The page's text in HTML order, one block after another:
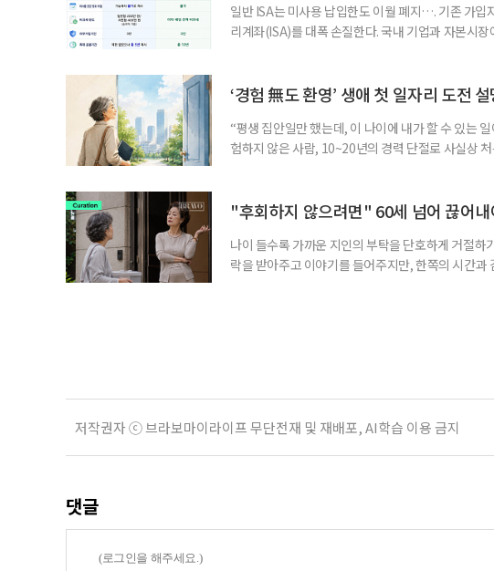
일반 ISA는 미사용 납입한도 이월 폐지…. 기존 가
리계좌(ISA)를 대폭 손질한다. 국내 기업과 자본시
기 때문이다. 지난 3일 발표된 세제개편안이 국회 통
‘경험 無도 환영’ 생애 첫 일자리 도전 설
“평생 집안일만 했는데, 이 나이에 내가 할 수 있는
험하지 않은 사람, 10~20년의 경력 단절로 사실상
경험이 풍부한 고령자는 중요한 국가 자원이다. 박경
"후회하지 않으려면" 60세 넘어 끊어내
나이 들수록 가까운 지인의 부탁을 단호하게 거절하
락을 받아주고 이야기를 들어주지만, 한쪽의 시간
저작권자 ⓒ 브라보마이라이프 무단전재 및 재배포, AI학습 이용 금지
댓글